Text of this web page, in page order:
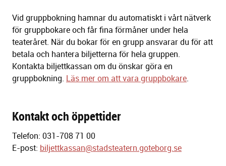
Vid gruppbokning hamnar du automatiskt i vårt nätverk
för gruppbokare och får fina förmåner under hela
teateråret. När du bokar för en grupp ansvarar du för att
betala och hantera biljetterna för hela gruppen.
Kontakta biljettkassan om du önskar göra en
gruppbokning. Läs mer om att vara gruppbokare.
Kontakt och öppettider
Telefon: 031-708 71 00
E-post: biljettkassan@stadsteatern.goteborg.se